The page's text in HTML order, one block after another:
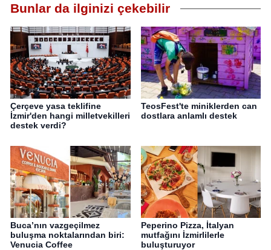
Bunlar da ilginizi çekebilir
Çerçeve yasa teklifine
İzmir'den hangi milletvekilleri
destek verdi?
TeosFest'te miniklerden can
dostlara anlamlı destek
Buca’nın vazgeçilmez
buluşma noktalarından biri:
Venucia Coffee
Peperino Pizza, İtalyan
mutfağını İzmirlilerle
buluşturuyor